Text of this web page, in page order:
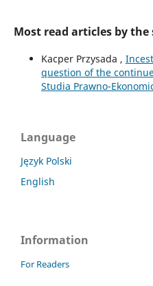
Most read articles by
Kacper Przysada ,
question of the
Studia Prawno-
Language
Język Polski
English
Information
For Readers